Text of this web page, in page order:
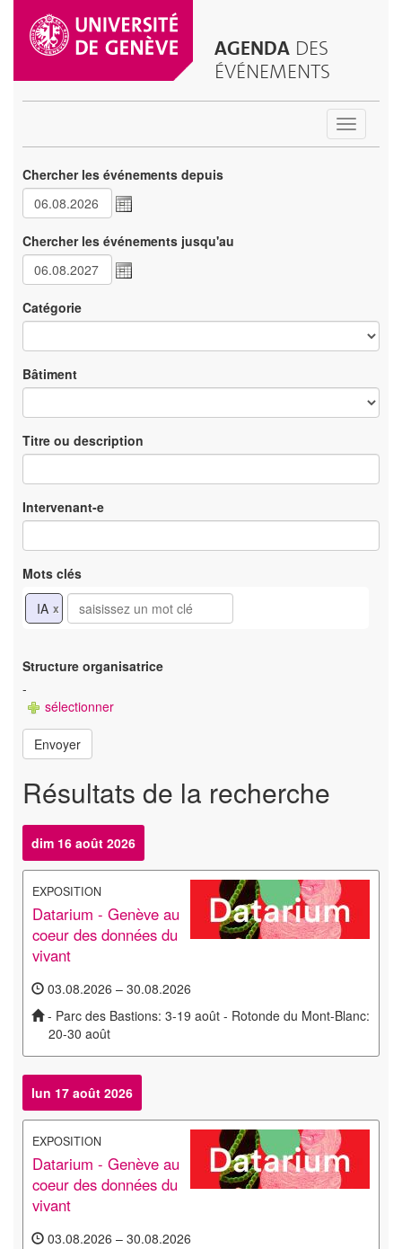
AGENDA DES
ÉVÉNEMENTS
Toggle
Chercher les événements depuis
Chercher les événements jusqu'au
Catégorie
Bâtiment
Titre ou description
Intervenant-e
Mots clés
IA x
Structure organisatrice
-
sélectionner
Envoyer
Résultats de la recherche
dim 16 août 2026
EXPOSITION
Datarium - Genève au
coeur des données du
vivant
03.08.2026 – 30.08.2026
- Parc des Bastions: 3-19 août - Rotonde du Mont-Blanc:
20-30 août
lun 17 août 2026
EXPOSITION
Datarium - Genève au
coeur des données du
vivant
03.08.2026 – 30.08.2026